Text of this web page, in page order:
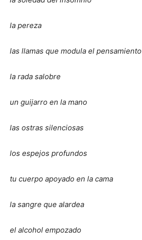
la pereza
las llamas que modula el pensamiento
la rada salobre
un guijarro en la mano
las ostras silenciosas
los espejos profundos
tu cuerpo apoyado en la cama
la sangre que alardea
el alcohol empozado